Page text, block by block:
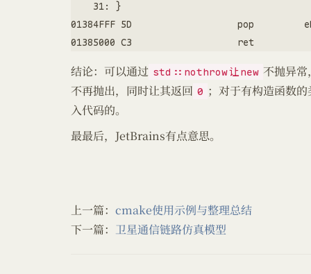
    31: }
01384FFF 5D                   pop
01385000 C3                   ret
结论：可以通过 std::nothrow让new 不抛异
不再抛出，同时让其返回 0 ；对于有构造函数
入代码的。
最最后，JetBrains有点意思。
上一篇： cmake使用示例与整理总结
下一篇： 卫星通信链路仿真模型